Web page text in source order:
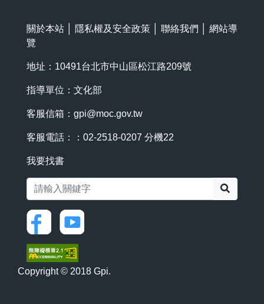
關於本站 隱私權及安全政策 聯絡我們
網站導
覽
地址：10491台北市中山區松江路209號
指導單位：文化部
客服信箱： gpi@moc.gov.tw
客服電話：：02-2518-0207 分機22
我要找書
Copyright © 2018 Gpi.